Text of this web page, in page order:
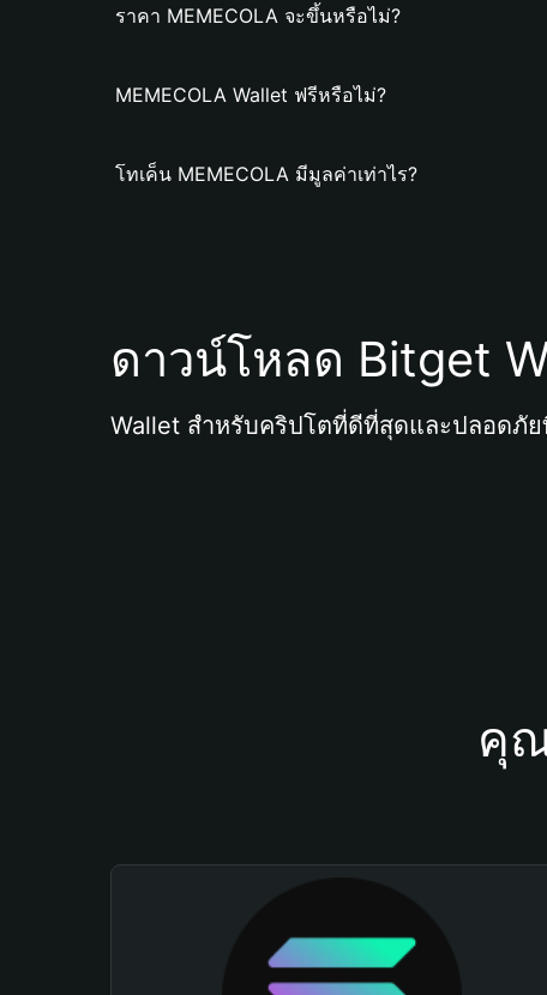
ราคา MEMECOLA จะขึ้นหรือไม่?
MEMECOLA Wallet ฟรีหรือไม่?
โทเค็น MEMECOLA มีมูลค่าเท่าไร?
ดาวน์โหลด Bitget
Wallet สำหรับคริปโตที่ดีที่สุดและปลอดภั
คุ